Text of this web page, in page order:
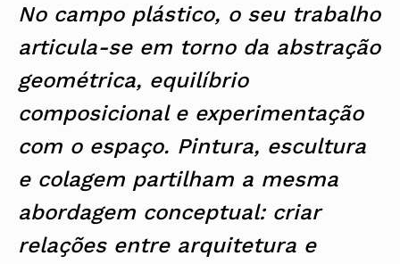
No campo plástico, o seu trabalho
articula-se em torno da abstração
geométrica, equilíbrio
composicional e experimentação
com o espaço. Pintura, escultura
e colagem partilham a mesma
abordagem conceptual: criar
relações entre arquitetura e